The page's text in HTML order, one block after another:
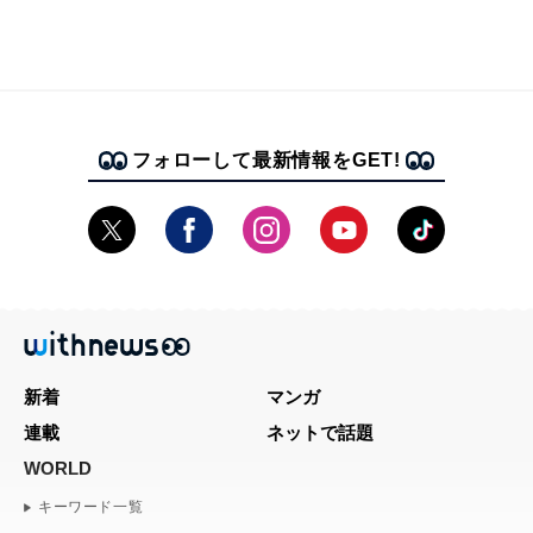
フォローして最新情報をGET!
新着
マンガ
連載
ネットで話題
WORLD
キーワード一覧